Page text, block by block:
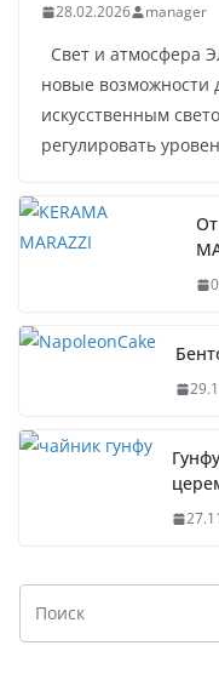
28.02.2026 manager
Свет и атмосфера
новые возможности
искусственным
регулировать